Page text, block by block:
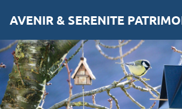
AVENIR & SERENITE